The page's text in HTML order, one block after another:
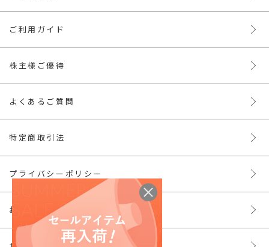
ご利用ガイド
株主様ご優待
よくあるご質問
特定商取引法
プライバシーポリシー
お問い合わせ